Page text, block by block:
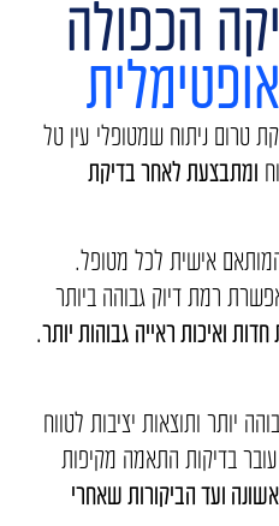
הכפולה
טרום ניתוח שמטופלי עין טל
ומתבצעת לאחר בדיקת
אישית לכל מטופל.
רמת דיוק גבוהה ביותר
ואיכות ראייה גבוהות יותר.
יותר ותוצאות יציבות לטווח
בדיקות התאמה מקיפות
ועד הביקורות שאחרי